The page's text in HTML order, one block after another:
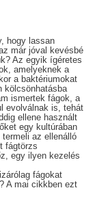
hogy lassan
már jóval kevésbé
Az egyik ígéretes
amelyeknek a
a baktériumokat
kölcsönhatásba
ismertek fágok, a
evolválnak is, tehát
ellene használt
egy kultúrában
az ellenálló
fágtörzs
egy ilyen kezelés
fágokat
A mai cikkben ezt